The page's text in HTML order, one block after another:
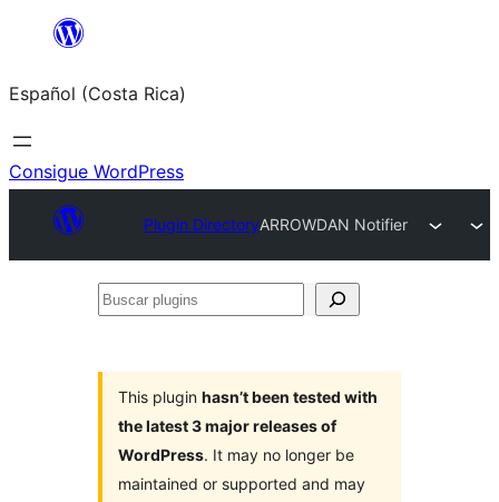
Saltar
contenido
Español (Costa Rica)
Consigue WordPress
Plugin DirectoryARROWDAN Notifier
Buscar
This plugin hasn’t been tested with
the latest 3 major releases of
WordPress. It may no longer be
maintained or supported and may